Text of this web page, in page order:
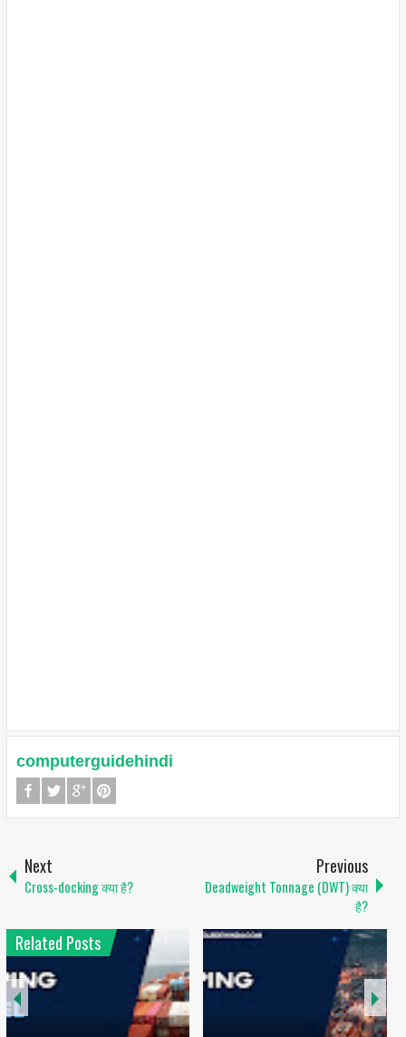
computerguidehindi
Next
Cross-docking क्या है?
Previous
Deadweight Tonnage (DWT) क्या
है?
Related Posts